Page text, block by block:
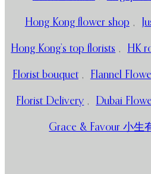
Hong Kong flower shop ,
Hong Kong’s top florists , HK
Florist bouquet , Flannel
Florist Delivery , Dubai
Grace & Favour 小生